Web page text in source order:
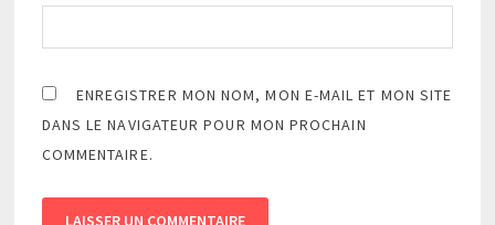
ENREGISTRER MON NOM, MON E-MAIL ET MON SITE
DANS LE NAVIGATEUR POUR MON PROCHAIN
COMMENTAIRE.